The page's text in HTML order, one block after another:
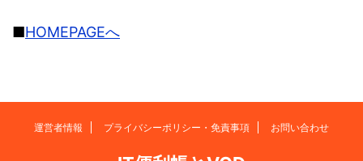
■HOMEPAGEへ
運営者情報 プライバシーポリシー・免責事項 お問い合わせ